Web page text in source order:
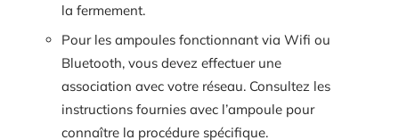
la fermement.
Pour les ampoules fonctionnant via Wifi ou
Bluetooth, vous devez effectuer une
association avec votre réseau. Consultez les
instructions fournies avec l’ampoule pour
connaître la procédure spécifique.